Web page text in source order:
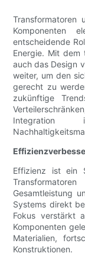
Transformatoren
Komponenten
entscheidende
Energie. Mit dem
auch das Design
weiter, um den
gerecht zu
zukünftige
Integration
Effizienz ist ein
Gesamtleistung
Systems direkt
Fokus verstärkt
Komponenten
Materialien,
Konstruktionen.